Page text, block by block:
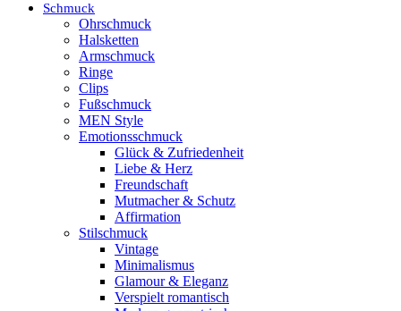
Schmuck
Ohrschmuck
Halsketten
Armschmuck
Ringe
Clips
Fußschmuck
MEN Style
Emotionsschmuck
Glück & Zufriedenheit
Liebe & Herz
Freundschaft
Mutmacher & Schutz
Affirmation
Stilschmuck
Vintage
Minimalismus
Glamour & Eleganz
Verspielt romantisch